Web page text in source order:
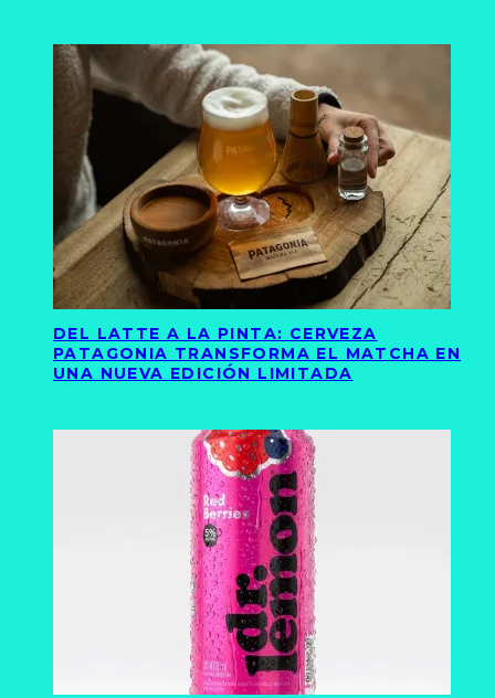
DEL LATTE A LA PINTA: CERVEZA
PATAGONIA TRANSFORMA EL MATCHA EN
UNA NUEVA EDICIÓN LIMITADA